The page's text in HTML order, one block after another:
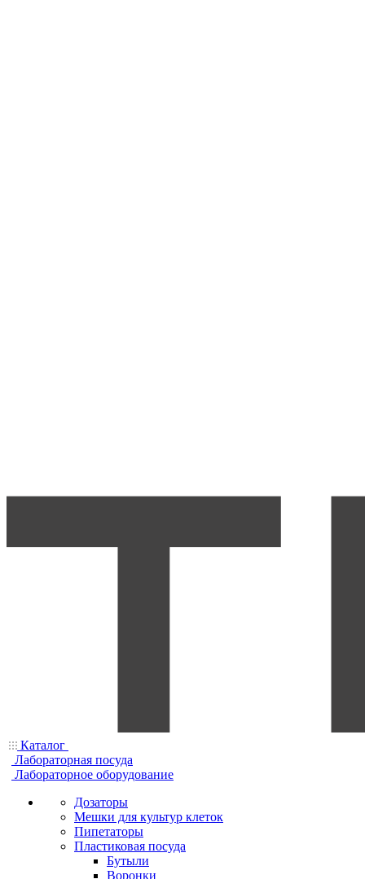
Каталог
Лабораторная посуда
Лабораторное оборудование
Дозаторы
Мешки для культур клеток
Пипетаторы
Пластиковая посуда
Бутыли
Воронки